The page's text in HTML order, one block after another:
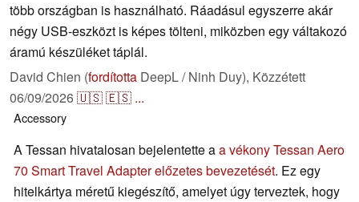
több országban is használható. Ráadásul egyszerre akár
négy USB-eszközt is képes tölteni, miközben egy váltakozó
áramú készüléket táplál.
David Chien (fordította DeepL / Ninh Duy), Közzétett
06/09/2026🇺🇸🇪🇸 ...
Accessory
A Tessan hivatalosan bejelentette aa vékony Tessan Aero
70 Smart Travel Adapter előzetes bevezetését. Ez egy
hitelkártya méretű kiegészítő, amelyet úgy terveztek, hogy